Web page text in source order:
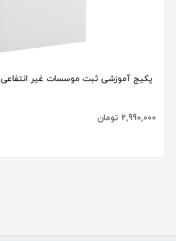
پکیج آموزشی ثبت موسسات غیر انتفاعی
2,990,000 تومان